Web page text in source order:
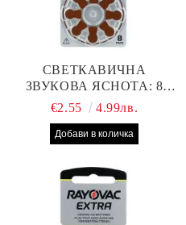
СВЕТКАВИЧНА
ЗВУКОВА ЯСНОТА: 8
БРОЯ RAYOVAC EXTRA
СЛУХОВ АПАРАТ С
€2.55 4.99лв.